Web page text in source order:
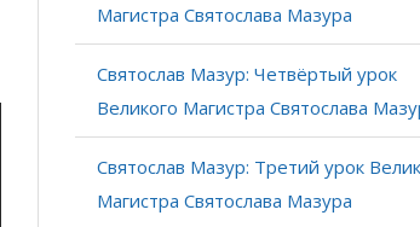
Магистра Святослава Мазура
Святослав Мазур: Четвёртый урок
Великого Магистра Святослава
Святослав Мазур: Третий урок
Магистра Святослава Мазура